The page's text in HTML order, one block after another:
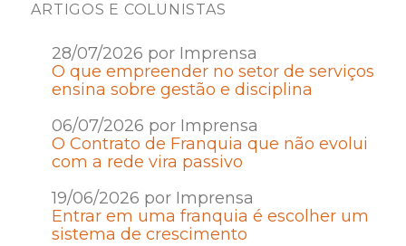
ARTIGOS E COLUNISTAS
28/07/2026 por Imprensa
O que empreender no setor de serviços
ensina sobre gestão e disciplina
06/07/2026 por Imprensa
O Contrato de Franquia que não evolui
com a rede vira passivo
19/06/2026 por Imprensa
Entrar em uma franquia é escolher um
sistema de crescimento